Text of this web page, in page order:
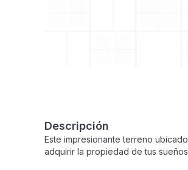
Descripción
Este impresionante terreno
adquirir la propiedad de tus